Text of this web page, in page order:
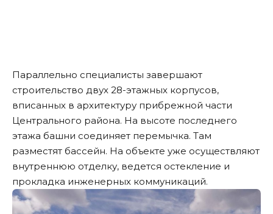
Параллельно специалисты завершают
строительство двух 28-этажных корпусов,
вписанных в архитектуру прибрежной части
Центрального района. На высоте последнего
этажа башни соединяет перемычка. Там
разместят бассейн. На объекте уже осуществляют
внутреннюю отделку, ведется остекление и
прокладка инженерных коммуникаций.